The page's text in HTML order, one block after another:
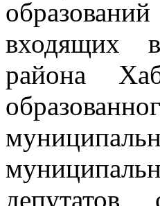
входящих
района
депутатов